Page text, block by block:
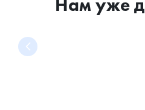
Нам уже